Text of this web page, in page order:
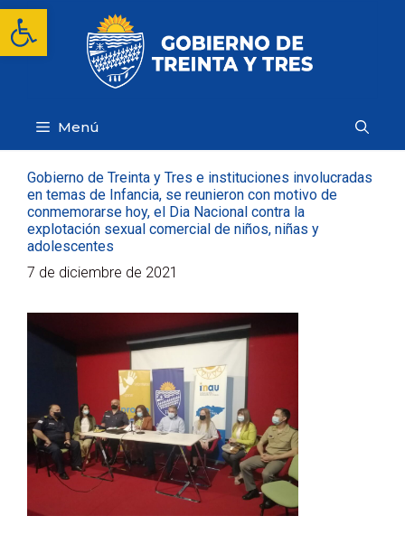
Abrir barra de herramientas
Saltar
contenido
Menú
Gobierno de Treinta y Tres e instituciones involucradas
en temas de Infancia, se reunieron con motivo de
conmemorarse hoy, el Dia Nacional contra la
explotación sexual comercial de niños, niñas y
adolescentes
7 de diciembre de 2021